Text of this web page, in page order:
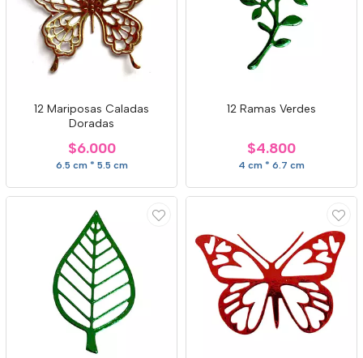
12 Mariposas Caladas
Doradas
$6.000
6.5 cm * 5.5 cm
12 Ramas Verdes
$4.800
4 cm * 6.7 cm